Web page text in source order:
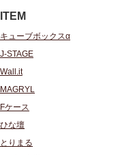
ITEM
キューブボックスα
J-STAGE
Wall.it
MAGRYL
Fケース
ひな壇
とりまる